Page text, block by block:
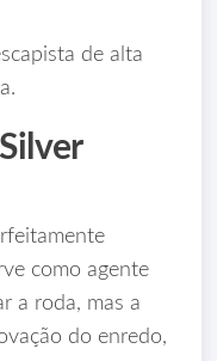
de alta
como agente
a roda, mas a
do enredo,